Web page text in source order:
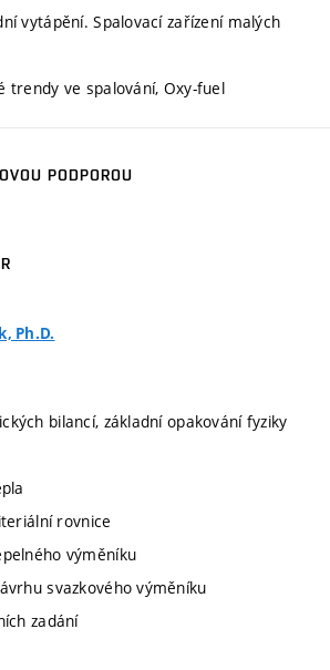
vytápění. Spalovací zařízení malých
trendy ve spalování, Oxy-fuel
PODPOROU
Ph.D.
bilancí, základní opakování fyziky
rovnice
výměníku
svazkového výměníku
zadání